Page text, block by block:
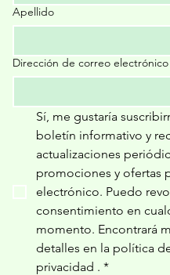
Apellido
Dirección de correo electrónico
Sí, me gustaría
boletín informativo y
actualizaciones
promociones y ofertas
electrónico. Puedo
consentimiento en
momento. Encontrará
detalles en la política
privacidad . *